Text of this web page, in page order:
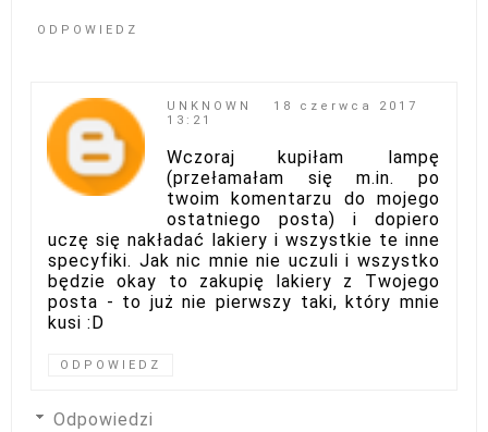
ODPOWIEDZ
UNKNOWN
18 czerwca 2017
13:21
Wczoraj kupiłam lampę
(przełamałam się m.in. po
twoim komentarzu do mojego
ostatniego posta) i dopiero
uczę się nakładać lakiery i wszystkie te inne
specyfiki. Jak nic mnie nie uczuli i wszystko
będzie okay to zakupię lakiery z Twojego
posta - to już nie pierwszy taki, który mnie
kusi :D
ODPOWIEDZ
Odpowiedzi